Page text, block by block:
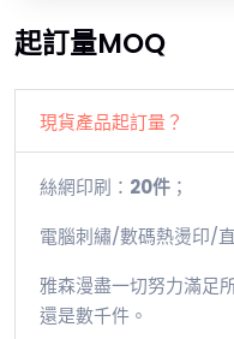
起訂量MOQ
現貨產品起訂量？
絲網印刷： 20件 ；
電腦刺繡/數碼熱燙印/
雅森漫盡一切努力滿足
還是數千件。